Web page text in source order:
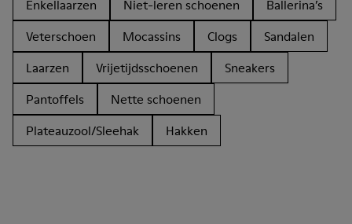
Enkellaarzen Niet-leren schoenen
Ballerina’s
Veterschoen
Mocassins Clogs
Sandalen
Laarzen
Vrijetijdsschoenen
Sneakers
Pantoffels
Nette schoenen
Plateauzool/Sleehak
Hakken